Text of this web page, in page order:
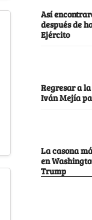
Así
después de
Ejército
Regresar a
Iván Mejía
La casona
en
Trump